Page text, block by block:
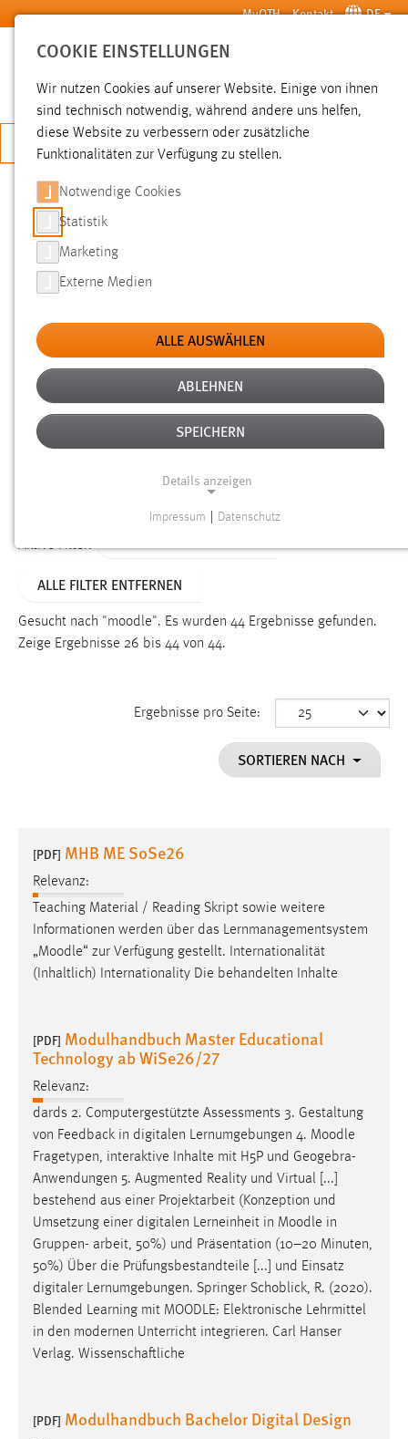
Zum Hauptinhalt springen MyOTH Kontakt DE
SUCHE
JETZT BEWERBEN
SUCHE
FILTER
Typ
Erstellungsdatum
Alter
Aktive Filter:
ALLE FILTER ENTFERNEN
Gesucht nach "moodle". Es wurden 44 Ergebnisse gefunden.
Zeige Ergebnisse 26 bis 44 von 44.
Ergebnisse pro Seite:
SORTIEREN NACH
[PDF] MHB ME SoSe26
Relevanz:
Teaching Material / Reading Skript sowie weitere
Informationen werden über das Lernmanagementsystem
„Moodle“ zur Verfügung gestellt. Internationalität
(Inhaltlich) Internationality Die behandelten Inhalte
[PDF] Modulhandbuch Master Educational
Technology ab WiSe26/27
Relevanz:
dards 2. Computergestützte Assessments 3. Gestaltung
von Feedback in digitalen Lernumgebungen 4. Moodle
Fragetypen, interaktive Inhalte mit H5P und Geogebra-
Anwendungen 5. Augmented Reality und Virtual [...]
bestehend aus einer Projektarbeit (Konzeption und
Umsetzung einer digitalen Lerneinheit in Moodle in
Gruppen- arbeit, 50%) und Präsentation (10–20 Minuten,
50%) Über die Prüfungsbestandteile [...] und Einsatz
digitaler Lernumgebungen. Springer Schoblick, R. (2020).
Blended Learning mit MOODLE: Elektronische Lehrmittel
in den modernen Unterricht integrieren. Carl Hanser
Verlag. Wissenschaftliche
[PDF] Modulhandbuch Bachelor Digital Design
COOKIE EINSTELLUNGEN
Wir nutzen Cookies auf unserer Website. Einige von ihnen
sind technisch notwendig, während andere uns helfen,
diese Website zu verbessern oder zusätzliche
Funktionalitäten zur Verfügung zu stellen.
Notwendige Cookies
Statistik
Marketing
Externe Medien
ALLE AUSWÄHLEN
ABLEHNEN
SPEICHERN
Details anzeigen
Funktionen und sind für die einwandfreie Funktion der
Einverständnis
cookie_consent
Dieser Cookie speichert die ausgewählten Einverständnis-
Performance
Name:
Zweck:
Sprachpräferenz
Name:
site-language-preference
Zweck:
Das Cookie speichert die gewählte Sprache der Website.
Cookie Laufzeit:
30 Tage
Chat
Name:
MibewSessionID, MIBEW_UserID, mibew_locale, mibew-
chat-frame-style-5e9dbeb1811c0446
Wird benötigt um die Chatfunktion nutzen zu können.
Impressum Datenschutz